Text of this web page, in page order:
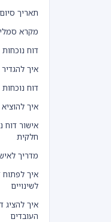
תאריך
מקרא
דוח
איך
דוח
איך
אישור דוח
חלקית
מדריך
איך לפתוח
לשינויים
איך להציג
העובדים